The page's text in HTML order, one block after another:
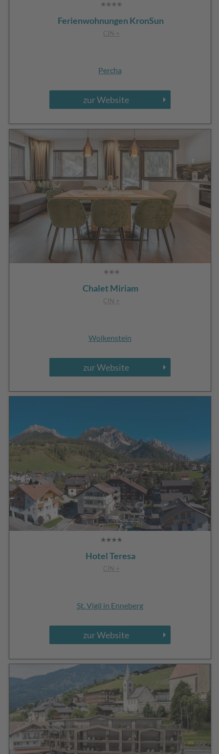
Ferienwohnungen KronSun
CIN +
Percha
zur Website
Chalet Miriam
CIN +
Wolkenstein
zur Website
Hotel Teresa
CIN +
St. Vigil in Enneberg
zur Website